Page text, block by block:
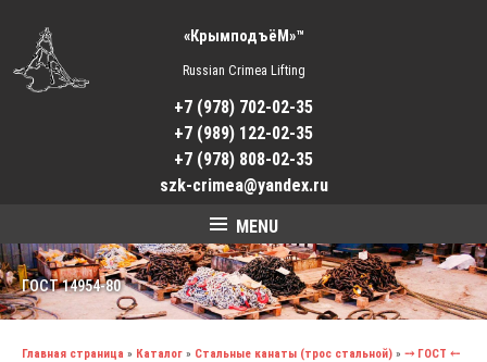
«КрымподъёМ»™
Russian Crimea Lifting
+7 (978) 702-02-35
+7 (989) 122-02-35
+7 (978) 808-02-35
szk-crimea@yandex.ru
MENU
ГОСТ 14954-80
Главная страница » Каталог » Стальные канаты (трос стальной) » ⤍ ГОСТ ⤌